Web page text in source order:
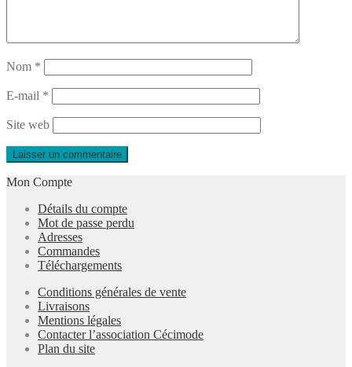
Nom *
E-mail *
Site web
Mon Compte
Détails du compte
Mot de passe perdu
Adresses
Commandes
Téléchargements
Conditions générales de vente
Livraisons
Mentions légales
Contacter l’association Cécimode
Plan du site